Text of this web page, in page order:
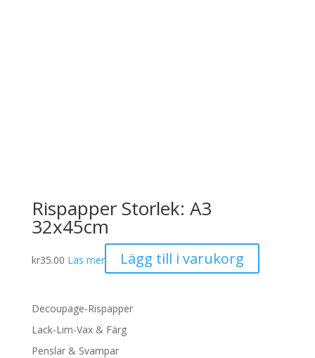
Rispapper Storlek: A3
32x45cm
kr35.00 Läs mer Lägg till i varukorg
Decoupage-Rispapper
Lack-Lim-Vax & Färg
Penslar & Svampar